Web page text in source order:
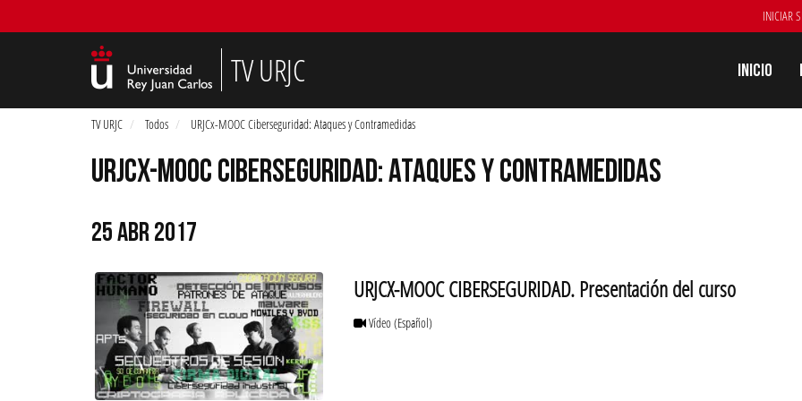
INICIAR
TV URJC Inicio
TV URJC Todos URJCx-MOOC Ciberseguridad: Ataques y Contramedidas
URJCX-MOOC CIBERSEGURIDAD: ATAQUES Y CONTRAMEDIDAS
25 ABR 2017
URJCX-MOOC CIBERSEGURIDAD. Presentación del curso
Vídeo(Español)